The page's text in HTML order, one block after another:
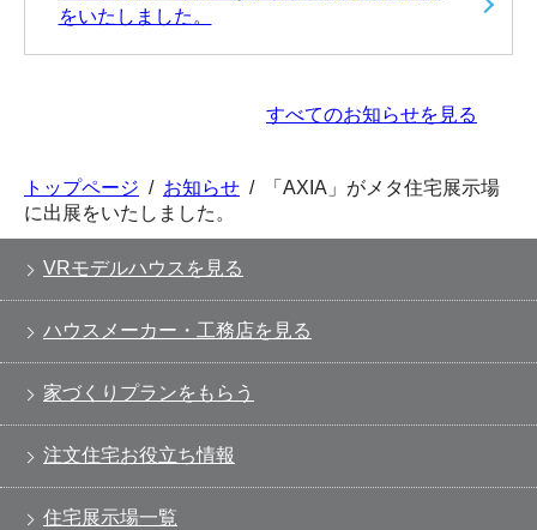
をいたしました。
すべてのお知らせを見る
トップページ / お知らせ /
「AXIA」がメタ住宅展示場
に出展をいたしました。
VRモデルハウスを見る
ハウスメーカー・工務店を見る
家づくりプランをもらう
注文住宅お役立ち情報
住宅展示場一覧